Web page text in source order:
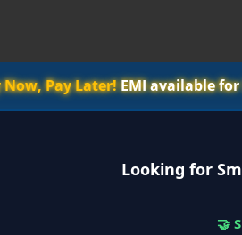
Now, Pay Later!EMI available for
Looking for
🤝